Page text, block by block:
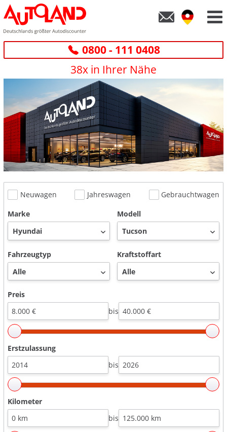
0800 - 111 0408
38x in Ihrer Nähe
Neuwagen Jahreswagen
Gebrauchtwagen
Marke
Modell
Fahrzeugtyp Kraftstoffart
Preis
bis
Erstzulassung
bis
Kilometer
bis